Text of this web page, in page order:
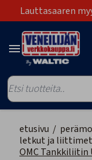
Lauttasaaren
etusivu /
letkut ja liittimet
OMC Tankkiliitin